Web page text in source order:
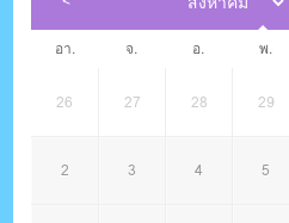
อา. จ. อ. พ.
26 27 28 29
2 3 4 5